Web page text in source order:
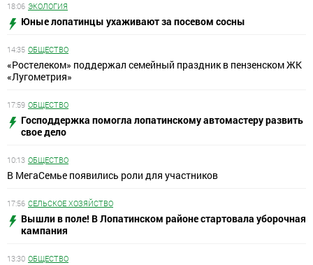
18:06 ЭКОЛОГИЯ
Юные лопатинцы ухаживают за посевом сосны
14:35 ОБЩЕСТВО
«Ростелеком» поддержал семейный праздник в пензенском ЖК
«Лугометрия»
17:59 ОБЩЕСТВО
Господдержка помогла лопатинскому автомастеру развить
свое дело
10:13 ОБЩЕСТВО
В МегаСемье появились роли для участников
17:56 СЕЛЬСКОЕ ХОЗЯЙСТВО
Вышли в поле! В Лопатинском районе стартовала уборочная
кампания
13:30 ОБЩЕСТВО